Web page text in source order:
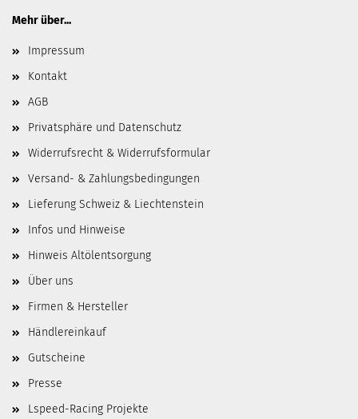
Mehr über...
Impressum
Kontakt
AGB
Privatsphäre und Datenschutz
Widerrufsrecht & Widerrufsformular
Versand- & Zahlungsbedingungen
Lieferung Schweiz & Liechtenstein
Infos und Hinweise
Hinweis Altölentsorgung
Über uns
Firmen & Hersteller
Händlereinkauf
Gutscheine
Presse
Lspeed-Racing Projekte